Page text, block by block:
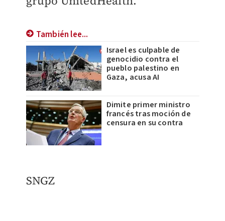
También lee...
Israel es culpable de
genocidio contra el
pueblo palestino en
Gaza, acusa AI
Dimite primer ministro
francés tras moción de
censura en su contra
SNGZ